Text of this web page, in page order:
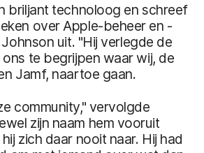
briljant technoloog en schreef
over Apple-beheer en -
uit. "Hij verlegde de
te begrijpen waar wij, de
Jamf, naartoe gaan.
community," vervolgde
zijn naam hem vooruit
zich daar nooit naar. Hij had